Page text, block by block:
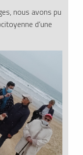
nous avons pu
d’une